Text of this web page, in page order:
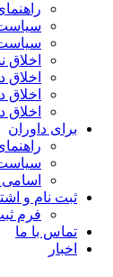
اخلاق
اخلاق
برای داوران
اسامی
ثبت نام و
فرم
تماس با ما
اخبار